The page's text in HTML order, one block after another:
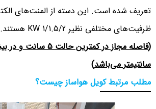
تعریف شده است. این دسته از المنت‌های
ظرفیت‌های مختلفی نظیر 1/1.5/2 KW هستند.
(
سانتیمتر می‌باشد)
مطلب مرتبط کویل هواساز چیست؟